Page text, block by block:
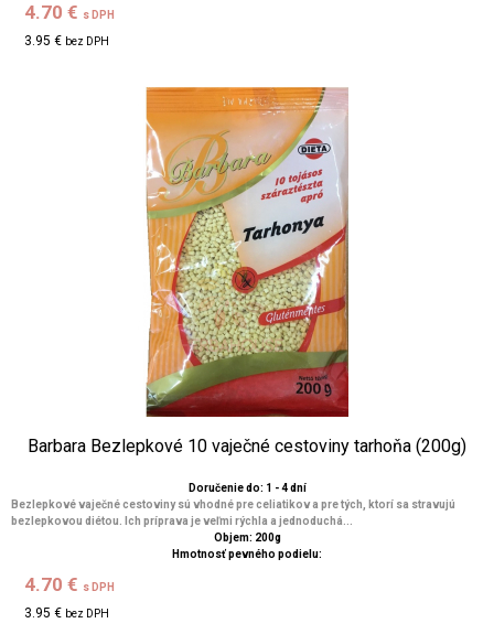
4.70 € s DPH
3.95 € bez DPH
Barbara Bezlepkové 10 vaječné cestoviny tarhoňa (200g)
Doručenie do: 1 - 4 dní
Bezlepkové vaječné cestoviny sú vhodné pre celiatikov a pre tých, ktorí sa stravujú
bezlepkovou diétou. Ich príprava je veľmi rýchla a jednoduchá...
Objem: 200g
Hmotnosť pevného podielu:
4.70 € s DPH
3.95 € bez DPH